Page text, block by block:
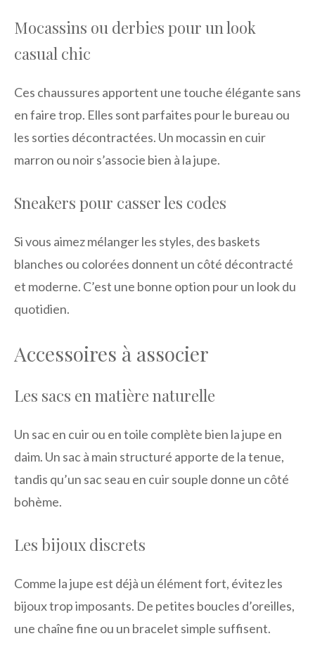
Mocassins ou derbies pour un look
casual chic
Ces chaussures apportent une touche élégante sans
en faire trop. Elles sont parfaites pour le bureau ou
les sorties décontractées. Un mocassin en cuir
marron ou noir s’associe bien à la jupe.
Sneakers pour casser les codes
Si vous aimez mélanger les styles, des baskets
blanches ou colorées donnent un côté décontracté
et moderne. C’est une bonne option pour un look du
quotidien.
Accessoires à associer
Les sacs en matière naturelle
Un sac en cuir ou en toile complète bien la jupe en
daim. Un sac à main structuré apporte de la tenue,
tandis qu’un sac seau en cuir souple donne un côté
bohème.
Les bijoux discrets
Comme la jupe est déjà un élément fort, évitez les
bijoux trop imposants. De petites boucles d’oreilles,
une chaîne fine ou un bracelet simple suffisent.